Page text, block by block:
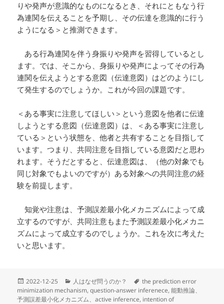
りや発声が意識的なものになるとき、それにともなう行
為連関を伝えることを予期し、その伝達を意識的に行う
ようになる＞と推測できます。
ある行為連関を伴う身振りや発声を習得しているとし
ます。では、そこから、身振りや発声によってその行為
連関を伝えようとする意図（伝達意図）はどのようにし
て発生するのでしょうか。これが今回の課題です。
＜ある事実に注意してほしい＞という意図を他者に伝達
しようとする意図（伝達意図）は、＜ある事実に注意し
ている＞という状態を、他者と共有することを目指して
います。つまり、共同注意を目指している意図だと思わ
れます。そうだとすると、伝達意図は、（他の対象でも
同じ対象でもよいのですが）ある対象への共同注意の経
験を前提します。
知覚や注意は、予測誤差最小化メカニズムによって成
立するのですが、共同注意もまた予測誤差最小化メカニ
ズムによって成立するのでしょうか。これを次に考えた
いと思います。
投
稿
日:
2022-12-25
カ
テ
ゴ
人はなぜ問うのか？
タ
グ
the prediction error
minimization mechanism,question-answer inferenece,能動推論、
予測誤差最小化メカニズム、active inference, intention of